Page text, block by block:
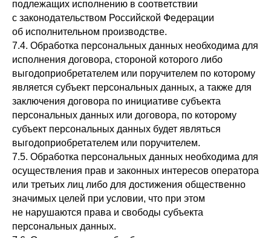
подлежащих исполнению в соответствии
с законодательством Российской Федерации
об исполнительном производстве.
7.4. Обработка персональных данных необходима для
исполнения договора, стороной которого либо
выгодоприобретателем или поручителем по которому
является субъект персональных данных, а также для
заключения договора по инициативе субъекта
персональных данных или договора, по которому
субъект персональных данных будет являться
выгодоприобретателем или поручителем.
7.5. Обработка персональных данных необходима для
осуществления прав и законных интересов оператора
или третьих лиц либо для достижения общественно
значимых целей при условии, что при этом
не нарушаются права и свободы субъекта
персональных данных.